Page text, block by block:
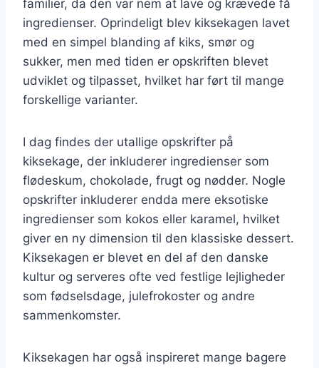
familier, da den var nem at lave og krævede få
ingredienser. Oprindeligt blev kiksekagen lavet
med en simpel blanding af kiks, smør og
sukker, men med tiden er opskriften blevet
udviklet og tilpasset, hvilket har ført til mange
forskellige varianter.
I dag findes der utallige opskrifter på
kiksekage, der inkluderer ingredienser som
flødeskum, chokolade, frugt og nødder. Nogle
opskrifter inkluderer endda mere eksotiske
ingredienser som kokos eller karamel, hvilket
giver en ny dimension til den klassiske dessert.
Kiksekagen er blevet en del af den danske
kultur og serveres ofte ved festlige lejligheder
som fødselsdage, julefrokoster og andre
sammenkomster.
Kiksekagen har også inspireret mange bagere